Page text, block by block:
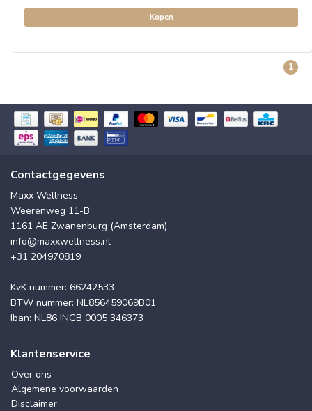
Kopen
1
Contactgegevens
Maxx Wellness
Weerenweg 11-B
1161 AE Zwanenburg (Amsterdam)
info@maxxwellness.nl
+31 204970819
KvK nummer: 66242533
BTW nummer: NL856459069B01
Iban: NL86 INGB 0005 346373
Klantenservice
Over ons
Algemene voorwaarden
Disclaimer